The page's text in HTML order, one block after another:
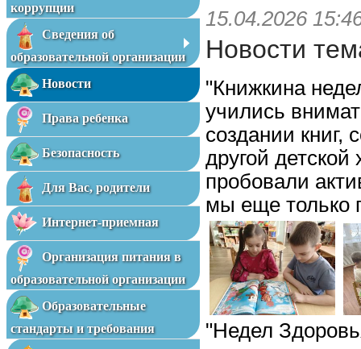
коррупции
Сведения об
образовательной организации
Новости
Права ребенка
Безопасность
Для Вас, родители
Интернет-приемная
Организация питания в
образовательной организации
Образовательные
стандарты и требования
15.04.2026
Новости
"Книжкина
учились
создании книг,
другой
пробовали
мы еще только
"Недел